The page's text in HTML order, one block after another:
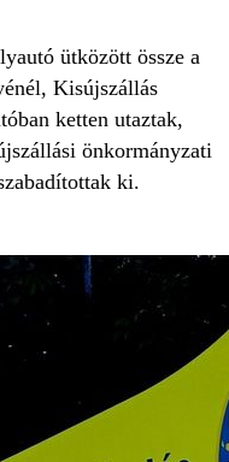
ütközött össze a
Kisújszállás
ketten utaztak,
önkormányzati
ki.